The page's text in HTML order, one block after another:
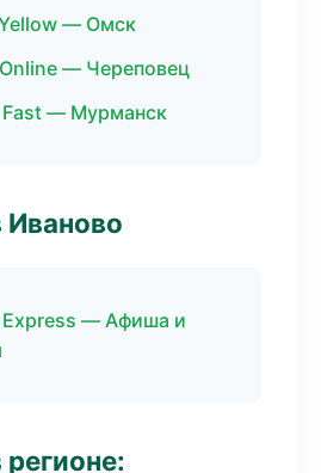
— Омск
— Череповец
— Мурманск
Иваново
Express — Афиша и